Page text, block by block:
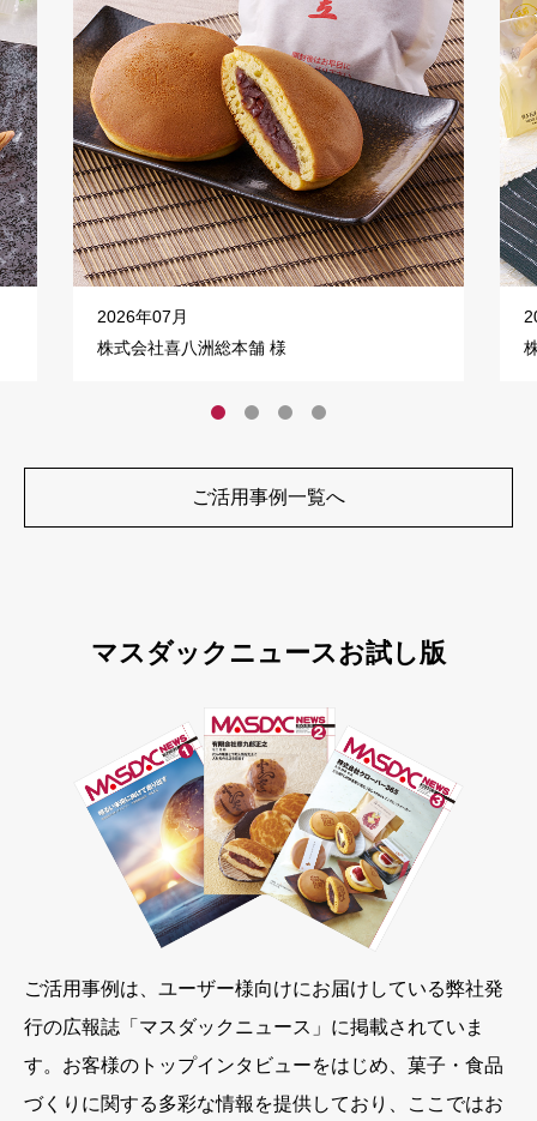
2026年07月
株式会社喜八洲総本舗 様
ご活用事例一覧へ
マスダックニュースお試し版
ご活用事例は、ユーザー様向けにお届けしている弊社発
行の広報誌「マスダックニュース」に掲載されていま
す。お客様のトップインタビューをはじめ、菓子・食品
づくりに関する多彩な情報を提供しており、ここではお